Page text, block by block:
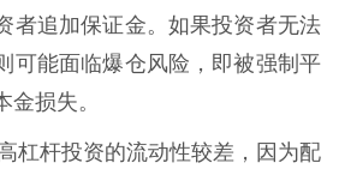
者追加保证金。如果投资者无法
可能面临爆仓风险，即被强制平
损失。
杠杆投资的流动性较差，因为配